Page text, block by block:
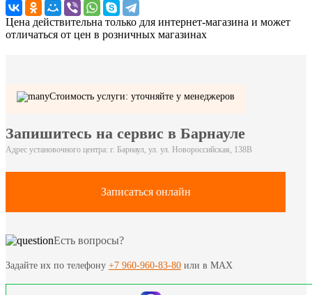
Цена действительна только для интернет-магазина и может
отличаться от цен в розничных магазинах
Стоимость услуги: уточняйте у менеджеров
Запишитесь на сервис в Барнауле
Адрес установочного центра: г. Барнаул, ул. ул. Новороссийская, 138В
Записаться онлайн
Есть вопросы?
Задайте их по телефону +7 960-960-83-80 или в MAX